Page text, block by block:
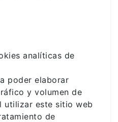
analíticas de
poder elaborar
y volumen de
utilizar este sitio web
de